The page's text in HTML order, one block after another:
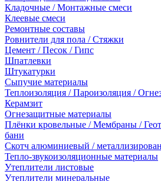
Кладочные / Монтажные смеси
Клеевые смеси
Ремонтные составы
Ровнители для пола / Стяжки
Цемент / Песок / Гипс
Шпатлевки
Штукатурки
Сыпучие материалы
Теплоизоляция / Пароизоляция /
Керамзит
Огнезащитные материалы
Плёнки кровельные / Мембраны /
бани
Скотч алюминиевый /
Тепло-звукоизоляционные материалы
Утеплители листовые
Утеплители минеральные